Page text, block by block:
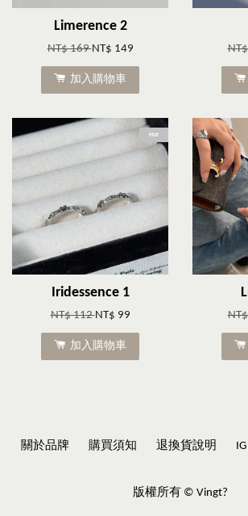
Limerence 2
NT$ 169NT$ 149
加入購物車
Hot
Iridessence 1
NT$ 112NT$ 99
加入購物車
關於品牌 購買須知 退換貨說明
版權所有 © Vingt?